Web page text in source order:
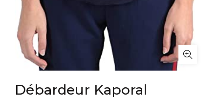
Débardeur Kaporal